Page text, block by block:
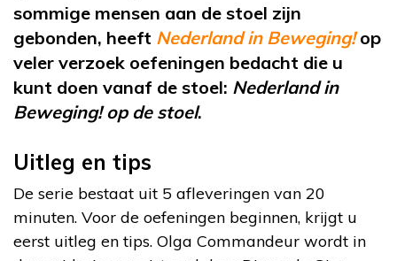
sommige mensen aan de stoel zijn
gebonden, heeft Nederland in Beweging!op
veler verzoek oefeningen bedacht die u
kunt doen vanaf de stoel: Nederland in
Beweging! op de stoel.
Uitleg en tips
De serie bestaat uit 5 afleveringen van 20
minuten. Voor de oefeningen beginnen, krijgt u
eerst uitleg en tips. Olga Commandeur wordt in